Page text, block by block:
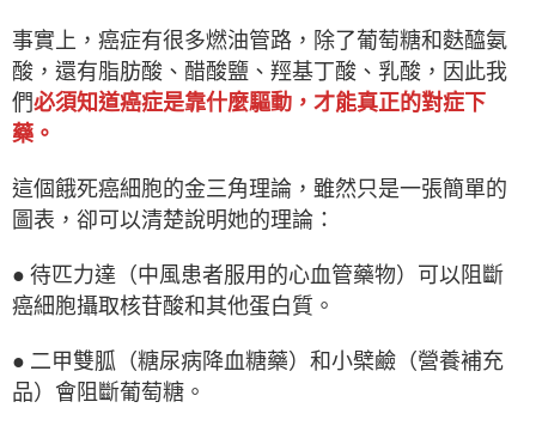
事實上，癌症有很多燃油管路，除了葡萄糖和麩醯氨
酸，還有脂肪酸、醋酸鹽、羥基丁酸、乳酸，因此我
們必須知道癌症是靠什麼驅動，才能真正的對症下
藥。
這個餓死癌細胞的金三角理論，雖然只是一張簡單的
圖表，卻可以清楚說明她的理論：
● 待匹力達（中風患者服用的心血管藥物）可以阻斷
癌細胞攝取核苷酸和其他蛋白質。
● 二甲雙胍（糖尿病降血糖藥）和小檗鹼（營養補充
品）會阻斷葡萄糖。